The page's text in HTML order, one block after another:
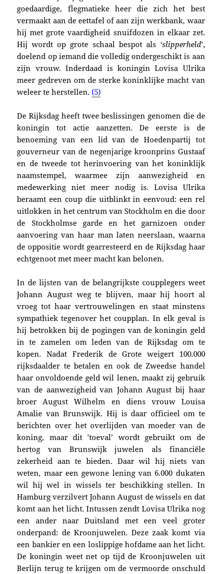
goedaardige, flegmatieke heer die zich het best
vermaakt aan de eettafel of aan zijn werkbank, waar
hij met grote vaardigheid snuifdozen in elkaar zet.
Hij wordt op grote schaal bespot als ‘slipperheld’,
doelend op iemand die volledig ondergeschikt is aan
zijn vrouw. Inderdaad is koningin Lovisa Ulrika
meer gedreven om de sterke koninklijke macht van
weleer te herstellen.(5)
De Rijksdag heeft twee beslissingen genomen die de
koningin tot actie aanzetten. De eerste is de
benoeming van een lid van de Hoedenpartij tot
gouverneur van de negenjarige kroonprins Gustaaf
en de tweede tot herinvoering van het koninklijk
naamstempel, waarmee zijn aanwezigheid en
medewerking niet meer nodig is. Lovisa Ulrika
beraamt een coup die uitblinkt in eenvoud: een rel
uitlokken in het centrum van Stockholm en die door
de Stockholmse garde en het garnizoen onder
aanvoering van haar man laten neerslaan, waarna
de oppositie wordt gearresteerd en de Rijksdag haar
echtgenoot met meer macht kan belonen.
In de lijsten van de belangrijkste coupplegers weet
Johann August weg te blijven, maar hij hoort al
vroeg tot haar vertrouwelingen en staat minstens
sympathiek tegenover het coupplan. In elk geval is
hij betrokken bij de pogingen van de koningin geld
in te zamelen om leden van de Rijksdag om te
kopen. Nadat Frederik de Grote weigert 100.000
rijksdaalder te betalen en ook de Zweedse handel
haar onvoldoende geld wil lenen, maakt zij gebruik
van de aanwezigheid van Johann August bij haar
broer August Wilhelm en diens vrouw Louisa
Amalie van Brunswijk. Hij is daar officieel om te
berichten over het overlijden van moeder van de
koning, maar dit ’toeval’ wordt gebruikt om de
hertog van Brunswijk juwelen als financiële
zekerheid aan te bieden. Daar wil hij niets van
weten, maar een gewone lening van 6.000 dukaten
wil hij wel in wissels ter beschikking stellen. In
Hamburg verzilvert Johann August de wissels en dat
komt aan het licht. Intussen zendt Lovisa Ulrika nog
een ander naar Duitsland met een veel groter
onderpand: de Kroonjuwelen. Deze zaak komt via
een bankier en een loslippige hofdameaan het licht.
De koningin weet net op tijd de Kroonjuwelen uit
Berlijn terug te krijgen om de vermoorde onschuld